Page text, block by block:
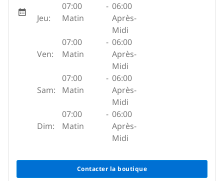
Jeu:
07:00
Matin
- 06:00
Après-
Midi
Ven:
07:00
Matin
- 06:00
Après-
Midi
Sam:
07:00
Matin
- 06:00
Après-
Midi
Dim:
07:00
Matin
- 06:00
Après-
Midi
Contacter la boutique